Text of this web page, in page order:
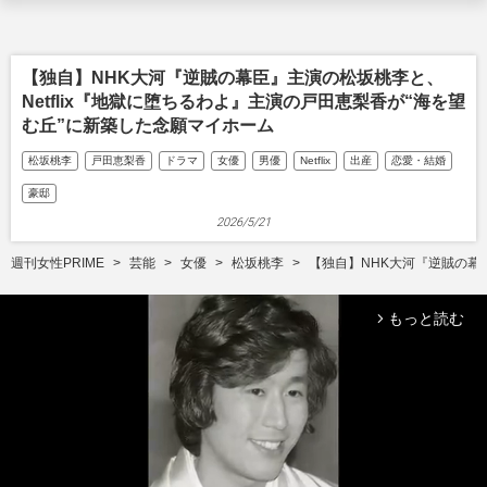
【独自】NHK大河『逆賊の幕臣』主演の松坂桃李と、
Netflix『地獄に堕ちるわよ』主演の戸田恵梨香が“海を望
む丘”に新築した念願マイホーム
松坂桃李 戸田恵梨香 ドラマ 女優 男優 Netflix 出産 恋愛・結婚
豪邸
2026/5/21
週刊女性PRIME 芸能 女優 松坂桃李 【独自】NHK大河『逆賊の
arrow_forward_ios もっと読む